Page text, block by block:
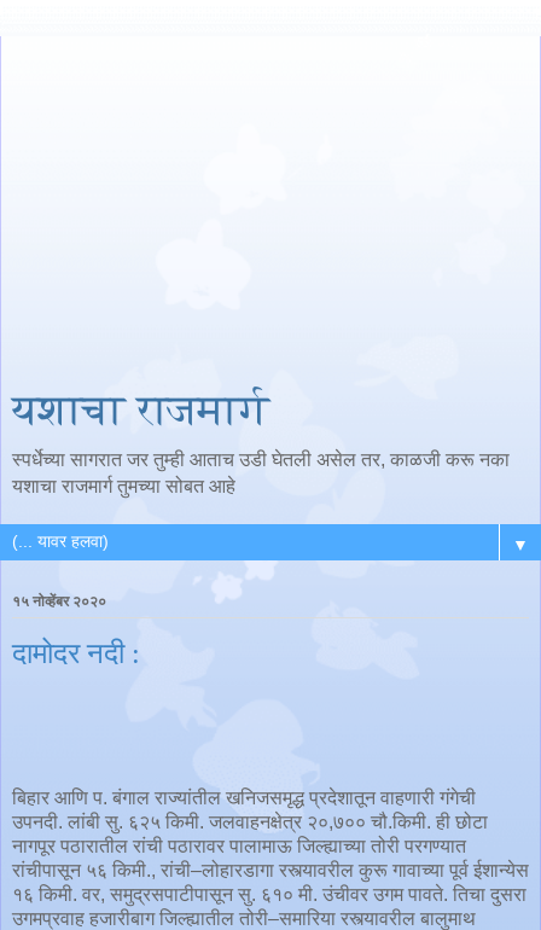
यशाचा राजमार्ग
स्पर्धेच्या सागरात जर तुम्ही आताच उडी घेतली असेल तर, काळजी करू नका
यशाचा राजमार्ग तुमच्या सोबत आहे
▼
१५ नोव्हेंबर २०२०
दामोदर नदी :
बिहार आणि प. बंगाल राज्यांतील खनिजसमृद्ध प्रदेशातून वाहणारी गंगेची
उपनदी. लांबी सु. ६२५ किमी. जलवाहनक्षेत्र २०,७०० चौ.किमी. ही छोटा
नागपूर पठारातील रांची पठारावर पालामाऊ जिल्ह्याच्या तोरी परगण्यात
रांचीपासून ५६ किमी., रांची–लोहारडागा रस्त्यावरील कुरू गावाच्या पूर्व ईशान्येस
१६ किमी. वर, समुद्रसपाटीपासून सु. ६१० मी. उंचीवर उगम पावते. तिचा दुसरा
उगमप्रवाह हजारीबाग जिल्ह्यातील तोरी–समारिया रस्त्यावरील बालुमाथ